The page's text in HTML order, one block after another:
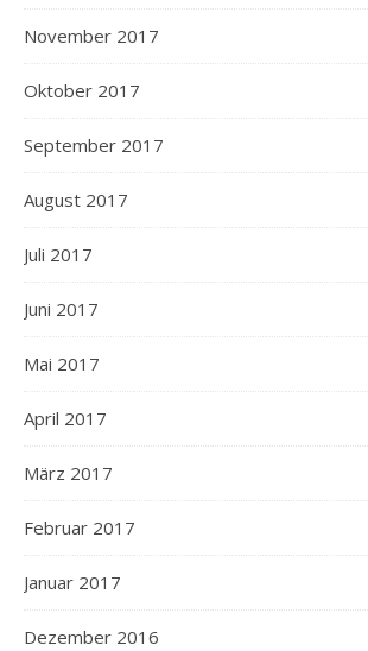
November 2017
Oktober 2017
September 2017
August 2017
Juli 2017
Juni 2017
Mai 2017
April 2017
März 2017
Februar 2017
Januar 2017
Dezember 2016